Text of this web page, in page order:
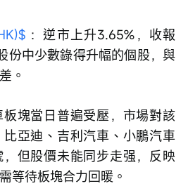
：逆市上升3.65%，收報
份中少數錄得升幅的個股，與
。
塊當日普遍受壓，市場對該
亞迪、吉利汽車、小鵬汽車
但股價未能同步走强，反映
等待板塊合力回暖。